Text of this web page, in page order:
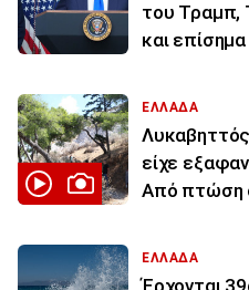
του Τραμπ,
και
ΕΛΛΑΔΑ
είχε
Από πτώση
ΕΛΛΑΔΑ